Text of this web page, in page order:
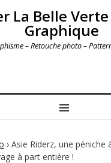
La Belle
Graphique
– Retouche photo –
MENU
› Asie Riderz, une péniche
à part entière !